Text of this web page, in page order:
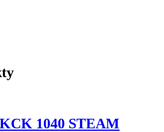
1040 STEAM